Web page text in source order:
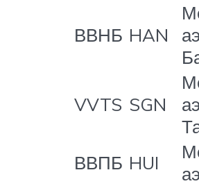
ВВНБ HAN
VVTS SGN
ВВПБ HUI